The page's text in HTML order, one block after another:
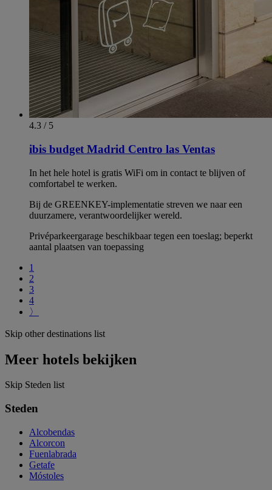
4.3 / 5
ibis budget Madrid Centro las Ventas
In het hele hotel is gratis WiFi om in contact te blijven of
comfortabel te werken.
Bij de GREENKEY-implementatie streven we naar een
duurzamere, verantwoordelijker wereld.
Privéparkeergarage beschikbaar tegen een toeslag; beperkt
aantal plaatsen van toepassing
1
2
3
4
〉
Skip other destinations list
Meer hotels bekijken
Skip Steden list
Steden
Alcobendas
Alcorcon
Fuenlabrada
Getafe
Móstoles